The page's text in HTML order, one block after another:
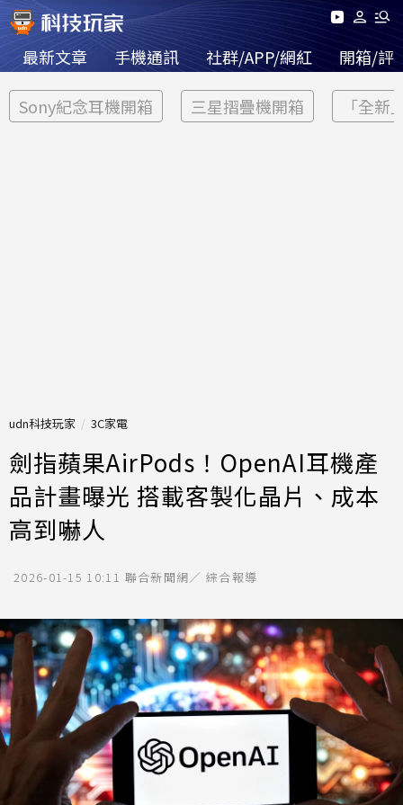
最新文章 手機通訊 社群/APP/網紅 開箱/評
Sony紀念耳機開箱 三星摺疊機開箱 「全新
udn科技玩家 3C家電
劍指蘋果AirPods！OpenAI耳機產
品計畫曝光 搭載客製化晶片、成本
高到嚇人
2026-01-15 10:11 聯合新聞網／ 綜合報導